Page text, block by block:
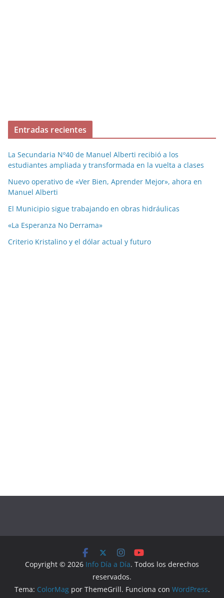
Entradas recientes
La Secundaria Nº40 de Manuel Alberti recibió a los
estudiantes ampliada y transformada en la vuelta a clases
Nuevo operativo de «Ver Bien, Aprender Mejor», ahora en
Manuel Alberti
El Municipio sigue trabajando en obras hidráulicas
«La Esperanza No Derrama»
Criterio Kristalino y el dólar actual y futuro
Copyright © 2026 Info Día a Día. Todos los derechos
reservados.
Tema: ColorMagpor ThemeGrill. Funciona con WordPress.